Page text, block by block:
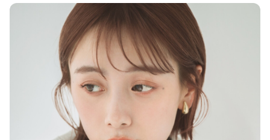
little 光の森【リトル ヒカリノモリ】
光の森駅 徒歩19分